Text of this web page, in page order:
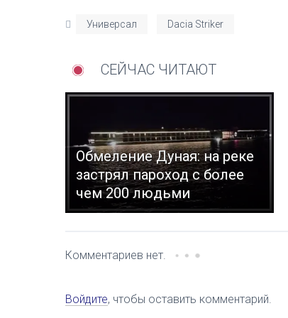
Универсал Dacia Striker
СЕЙЧАС ЧИТАЮТ
Обмеление Дуная: на реке
застрял пароход с более
чем 200 людьми
Комментариев нет.
Войдите, чтобы оставить комментарий.